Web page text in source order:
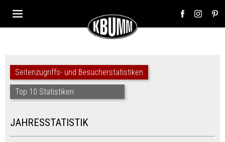
Seitenzugriffs- und Besucherstatistiken
Top 10 Statistiken
JAHRESSTATISTIK